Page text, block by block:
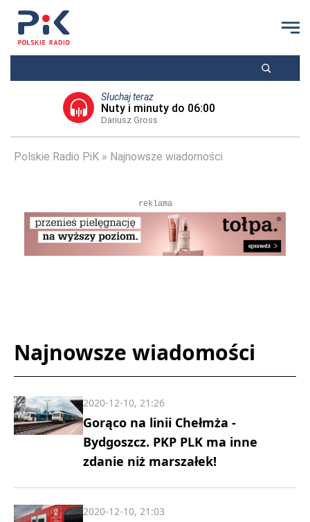
Słuchaj teraz
Nuty i minuty do 06:00
Dariusz Gross
Polskie Radio PiK Najnowsze wiadomości
reklama
Najnowsze wiadomości
Gorąco na linii Chełmża -
Bydgoszcz. PKP PLK ma inne
zdanie niż marszałek!
2020-12-10, 21:26
2020-12-10, 21:03